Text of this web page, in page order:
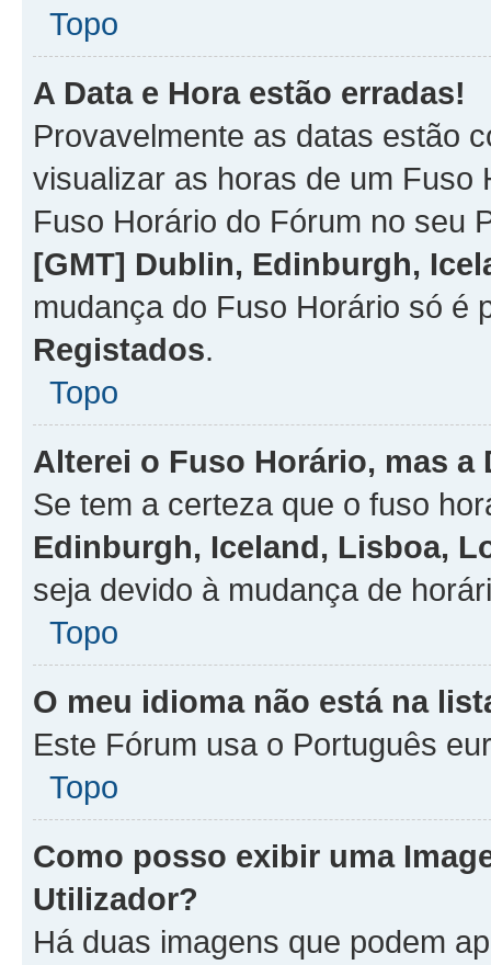
Topo
A Data e Hora estão erradas!
Provavelmente as datas estão
visualizar as horas de um Fuso
Fuso Horário do Fórum no seu
[GMT] Dublin, Edinburgh,
mudança do Fuso Horário só é
Registados.
Topo
Alterei o Fuso Horário, mas a
Se tem a certeza que o fuso
Edinburgh, Iceland, Lisboa,
seja devido à mudança de
Topo
O meu idioma não está na
Este Fórum usa o Português
Topo
Como posso exibir uma
Utilizador?
Há duas imagens que podem